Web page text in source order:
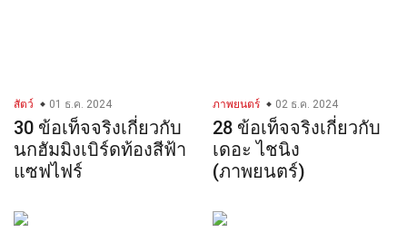
สัตว์ 01 ธ.ค. 2024
30 ข้อเท็จจริงเกี่ยวกับ
นกฮัมมิงเบิร์ดท้องสีฟ้า
แซฟไฟร์
ภาพยนตร์ 02 ธ.ค. 2024
28 ข้อเท็จจริงเกี่ยวกับ
เดอะ ไชนิง
(ภาพยนตร์)